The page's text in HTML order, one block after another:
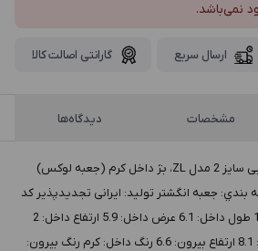
نمی‌باشد.
ارسال سریع گارانتی اصالت کالا
مشخصات دیدگاه‌ها
توضيحات :جعبه انگشتر چوبی سایز 2 مدل ZL، بژ داخل کرم (جعبه لوکس)
جعبه انگشتر توليد: ایرانی تجدیدپذیر کد
خانواده: ZL سايز: 1 وزن: 160 طول داخل: 6.1 عرض داخل: 5.9 ارتفاع داخل: 2
طول بيرون: 8.1 عرض بيرون: 8.1 ارتفاع بيرون: 6.6 رنگ داخل: کرم رنگ بيرون: